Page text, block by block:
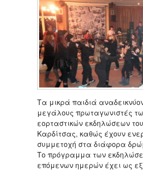
Τα μικρά παιδιά
μεγάλους πρωταγωνιστές
εορταστικών εκδηλώσεων
Καρδίτσας, καθώς έχουν
συμμετοχή στα διάφορα
Το πρόγραμμα των
επόμενων ημερών έχει ως